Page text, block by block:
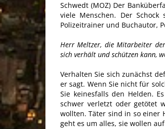
Schwedt (MOZ) Der
viele Menschen. Der
Polizeitrainer und Buchautor,
Herr Meltzer, die Mitarbeiter
sich verhält und schützen kann,
Verhalten Sie sich zunächst
er sagt. Wenn Sie nicht für
Sie keinesfalls den Helden.
schwer verletzt oder getötet
wollten. Täter sind in so einer
geht es um alles, sie wollen